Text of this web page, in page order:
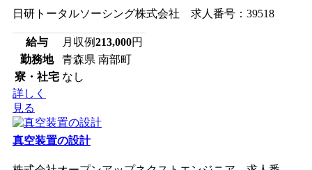
日研トータルソーシング株式会社 求人番号：39518
給与 月収例213,000円
勤務地
青森県 南部町
寮・社宅 なし
詳しく
見る
真空装置の設計